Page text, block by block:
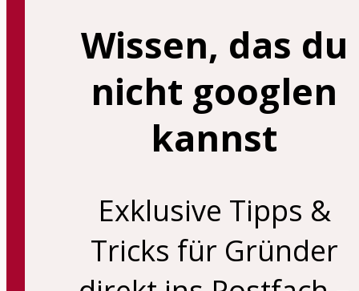
Wissen, das du
nicht googlen
kannst
Exklusive Tipps &
Tricks für Gründer